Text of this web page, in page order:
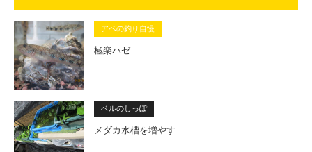
アベの釣り自慢
極楽ハゼ
ベルのしっぽ
メダカ水槽を増やす